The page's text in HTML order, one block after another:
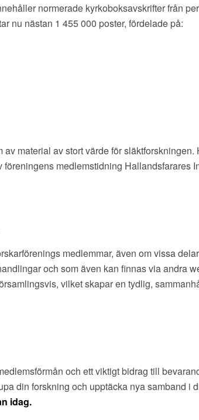
normerade kyrkoboksavskrifter från
nu nästan 1 455 000 poster, fördelade på:
material av stort värde för
medlemstidning Hallandsfarares
medlemmar, även om vissa
och som även kan finnas via andra
vilket skapar en tydlig,
och ett viktigt bidrag till
din forskning och upptäcka nya samband i
idag.